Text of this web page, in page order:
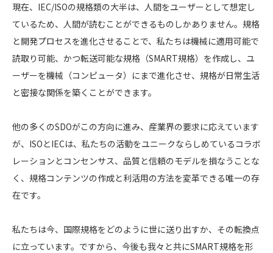
現在、IEC/ISOの規格類の大半は、人間をユーザーとして想定し
ているため、人間が読むことができるものしかありません。規格
と開発プロセスを進化させることで、私たちは機械に適用可能で
読取り可能、かつ転送可能な規格（SMART規格）を作成し、ユ
ーザーを機械（コンピュータ）にまで進化させ、規格が日常生活
と密接な関係を築くことができます。
他の多くのSDOがこの方向に進み、産業界の要求に応えています
が、ISOとIECは、私たちの活動をユニークならしめているコラボ
レーションとコンセンサス、品質と信頼のモデルを損なうことな
く、規格コンテンツの作成と利活用の方法を変革できる唯一の存
在です。
私たちは今、国際規格をどのように世に送り出すか、その転換点
に立っています。ですから、今後も我々と共にSMART規格を形